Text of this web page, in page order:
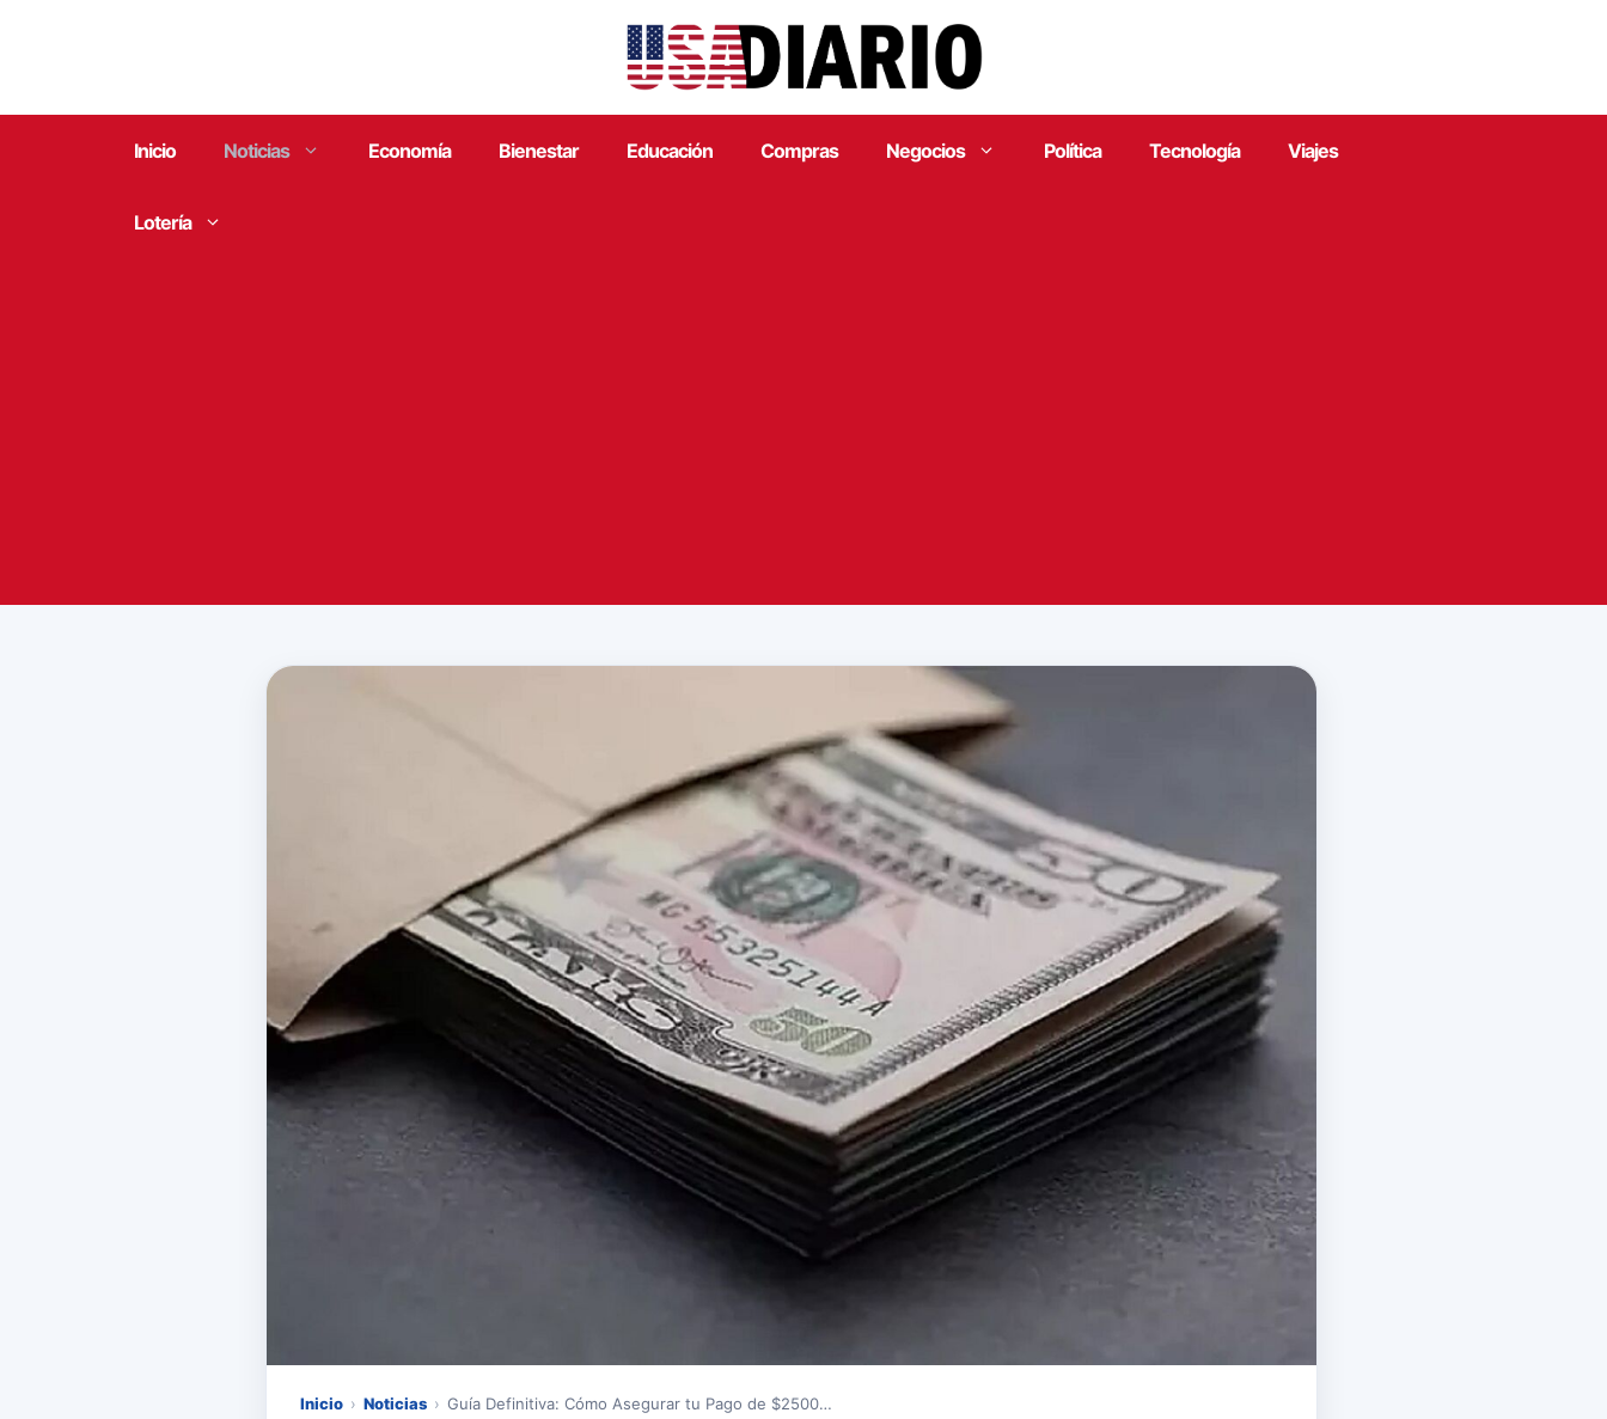
Inicio Noticias Economía Bienestar Educación Compras Negocios Política Tecnología Viajes
Lotería
Inicio › Noticias › Guía Definitiva: Cómo Asegurar tu Pago de $2500…